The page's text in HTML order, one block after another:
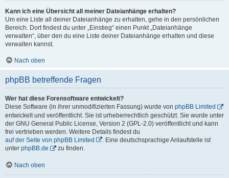
Kann ich eine Übersicht all meiner Dateianhänge erhalten?
Um eine Liste all deiner Dateianhänge zu erhalten, gehe in den persönlichen
Bereich. Dort findest du unter „Einstieg“ einen Punkt „Dateianhänge
verwalten“, über den du eine Liste deiner Dateianhänge erhalten und diese
verwalten kannst.
Nach oben
phpBB betreffende Fragen
Wer hat diese Forensoftware entwickelt?
Diese Software (in ihrer unmodifizierten Fassung) wurde von phpBB Limited
entwickelt und veröffentlicht. Sie ist urheberrechtlich geschützt. Sie wurde unter
der GNU General Public License, Version 2 (GPL-2.0) veröffentlicht und kann
frei vertrieben werden. Weitere Details findest du
auf der Seite von phpBB Limited
. Eine deutschsprachige Anlaufstelle ist
unter phpBB.de zu finden.
Nach oben